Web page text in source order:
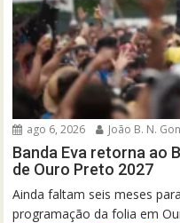
ago 6, 2026 João B. N.
Banda Eva retorna ao
de Ouro Preto 2027
Ainda faltam seis meses
programação da folia em